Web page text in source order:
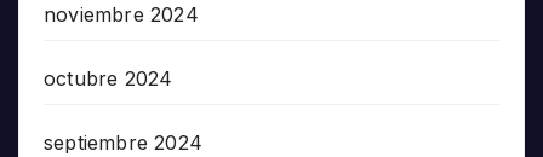
noviembre 2024
octubre 2024
septiembre 2024